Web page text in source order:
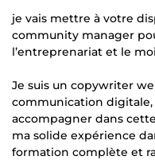
je vais mettre à votre
community manager
l’entreprenariat et le
Je suis un copywriter
communication digitale,
accompagner dans
ma solide expérience
formation complète et